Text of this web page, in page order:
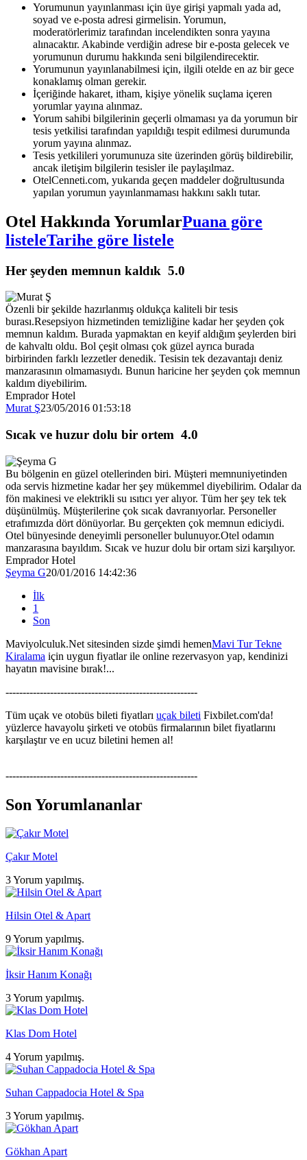
Yorumunun yayınlanması için üye girişi yapmalı yada ad,
soyad ve e-posta adresi girmelisin. Yorumun,
moderatörlerimiz tarafından incelendikten sonra yayına
alınacaktır. Akabinde verdiğin adrese bir e-posta gelecek ve
yorumunun durumu hakkında seni bilgilendirecektir.
Yorumunun yayınlanabilmesi için, ilgili otelde en az bir gece
konaklamış olman gerekir.
İçeriğinde hakaret, itham, kişiye yönelik suçlama içeren
yorumlar yayına alınmaz.
Yorum sahibi bilgilerinin geçerli olmaması ya da yorumun bir
tesis yetkilisi tarafından yapıldığı tespit edilmesi durumunda
yorum yayına alınmaz.
Tesis yetkilileri yorumunuza site üzerinden görüş bildirebilir,
ancak iletişim bilgilerin tesisler ile paylaşılmaz.
OtelCenneti.com, yukarıda geçen maddeler doğrultusunda
yapılan yorumun yayınlanmaması hakkını saklı tutar.
Otel Hakkında YorumlarPuana göre
listeleTarihe göre listele
Her şeyden memnun kaldık 5.0
Özenli bir şekilde hazırlanmış oldukça kaliteli bir tesis
burası.Resepsiyon hizmetinden temizliğine kadar her şeyden çok
memnun kaldım. Burada yapmaktan en keyif aldığım şeylerden biri
de kahvaltı oldu. Bol çeşit olması çok güzel ayrıca burada
birbirinden farklı lezzetler denedik. Tesisin tek dezavantajı deniz
manzarasının olmamasıydı. Bunun haricine her şeyden çok memnun
kaldım diyebilirim.
Emprador Hotel
Murat Ş23/05/2016 01:53:18
Sıcak ve huzur dolu bir ortem 4.0
Bu bölgenin en güzel otellerinden biri. Müşteri memnuniyetinden
oda servis hizmetine kadar her şey mükemmel diyebilirim. Odalar da
fön makinesi ve elektrikli su ısıtıcı yer alıyor. Tüm her şey tek tek
düşünülmüş. Müşterilerine çok sıcak davranıyorlar. Personeller
etrafımızda dört dönüyorlar. Bu gerçekten çok memnun ediciydi.
Otel bünyesinde deneyimli personeller bulunuyor.Otel odamın
manzarasına bayıldım. Sıcak ve huzur dolu bir ortam sizi karşılıyor.
Emprador Hotel
Şeyma G20/01/2016 14:42:36
İlk
1
Son
Maviyolculuk.Net sitesinden sizde şimdi hemenMavi Tur Tekne
Kiralama için uygun fiyatlar ile online rezervasyon yap, kendinizi
hayatın mavisine bırak!...
--------------------------------------------------------
Tüm uçak ve otobüs bileti fiyatları uçak bileti Fixbilet.com'da!
yüzlerce havayolu şirketi ve otobüs firmalarının bilet fiyatlarını
karşılaştır ve en ucuz biletini hemen al!
--------------------------------------------------------
Son Yorumlananlar
Çakır Motel
3 Yorum yapılmış.
Hilsin Otel & Apart
9 Yorum yapılmış.
İksir Hanım Konağı
3 Yorum yapılmış.
Klas Dom Hotel
4 Yorum yapılmış.
Suhan Cappadocia Hotel & Spa
3 Yorum yapılmış.
Gökhan Apart